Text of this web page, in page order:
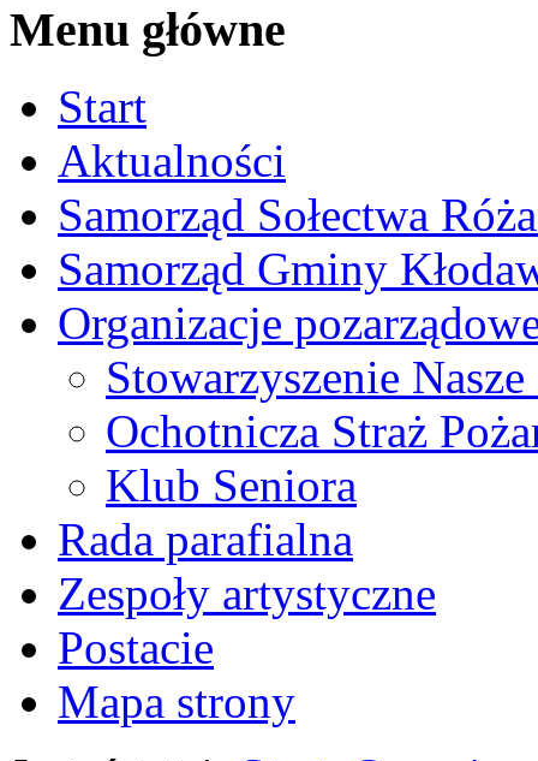
Menu główne
Start
Aktualności
Samorząd Sołectwa
Samorząd Gminy
Organizacje
Stowarzyszenie
Ochotnicza Straż
Klub Seniora
Rada parafialna
Zespoły artystyczne
Postacie
Mapa strony